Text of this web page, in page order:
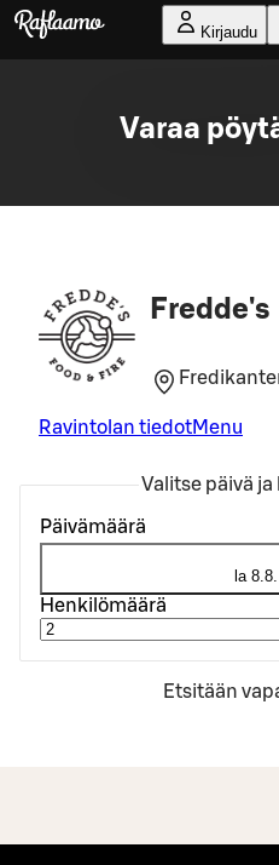
Siirry pääsisältöön
Kirjaudu
Varaa
Fredde's
Ravintolan tiedotMenu
Valitse päivä
Päivämäärä
la 8.8.
Henkilömäärä
Etsitään